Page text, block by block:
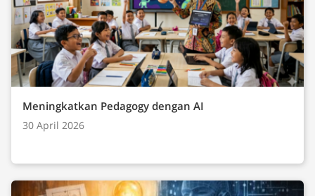
Meningkatkan Pedagogy dengan AI
30 April 2026